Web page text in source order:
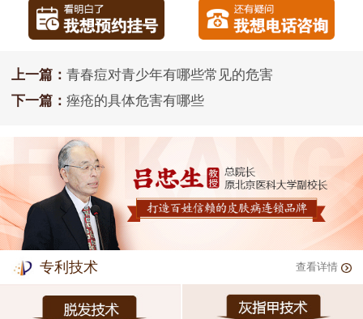
上一篇： 青春痘对青少年有哪些常见的危害
下一篇： 痤疮的具体危害有哪些
专利技术 查看详情